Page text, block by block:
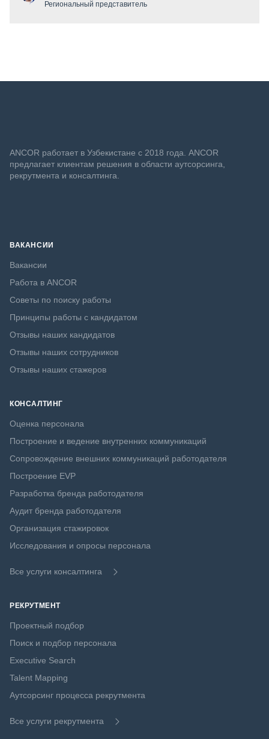
Региональный представитель
ANСOR работает в Узбекистане с 2018 года. ANCOR
предлагает клиентам решения в области аутсорсинга,
рекрутмента и консалтинга.
ВАКАНСИИ
Вакансии
Работа в ANCOR
Советы по поиску работы
Принципы работы с кандидатом
Отзывы наших кандидатов
Отзывы наших сотрудников
Отзывы наших стажеров
КОНСАЛТИНГ
Оценка персонала
Построение и ведение внутренних коммуникаций
Сопровождение внешних коммуникаций работодателя
Построение EVP
Разработка бренда работодателя
Аудит бренда работодателя
Организация стажировок
Исследования и опросы персонала
Все услуги консалтинга
РЕКРУТМЕНТ
Проектный подбор
Поиск и подбор персонала
Executive Search
Talent Mapping
Аутсорсинг процесса рекрутмента
Все услуги рекрутмента